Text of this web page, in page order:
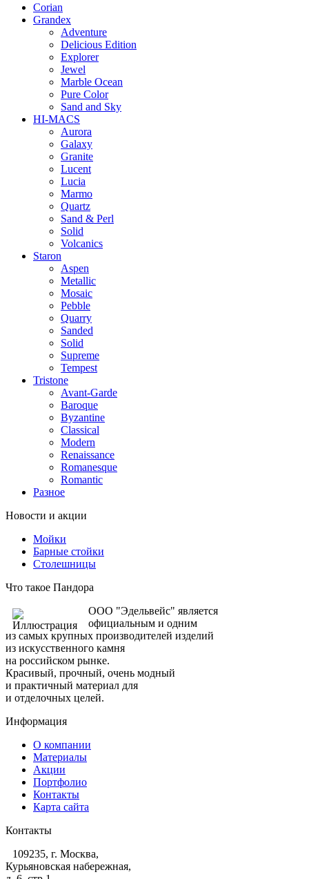
Corian
Grandex
Adventure
Delicious Edition
Explorer
Jewel
Marble Ocean
Pure Color
Sand and Sky
HI-MACS
Aurora
Galaxy
Granite
Lucent
Lucia
Marmo
Quartz
Sand & Perl
Solid
Volcanics
Staron
Aspen
Metallic
Mosaic
Pebble
Quarry
Sanded
Solid
Supreme
Tempest
Tristone
Avant-Garde
Baroque
Byzantine
Classical
Modern
Renaissance
Romanesque
Romantic
Разное
Новости и акции
Мойки
Барные стойки
Столешницы
Что такое Пандора
ООО "Эдельвейс" является
официальным и одним
из самых крупных производителей изделий
из искусственного камня
на российском рынке.
Красивый, прочный, очень модный
и практичный материал для
и отделочных целей.
Информация
О компании
Материалы
Акции
Портфолио
Контакты
Карта сайта
Контакты
109235, г. Москва,
Курьяновская набережная,